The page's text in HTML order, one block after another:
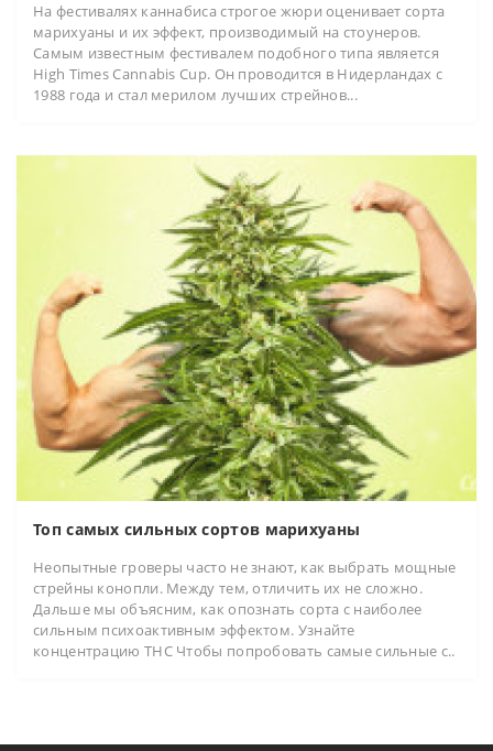
На фестивалях каннабиса строгое жюри оценивает сорта
марихуаны и их эффект, производимый на стоунеров.
Самым известным фестивалем подобного типа является
High Times Cannabis Cup. Он проводится в Нидерландах с
1988 года и стал мерилом лучших стрейнов...
Топ самых сильных сортов марихуаны
Неопытные гроверы часто не знают, как выбрать мощные
стрейны конопли. Между тем, отличить их не сложно.
Дальше мы объясним, как опознать сорта с наиболее
сильным психоактивным эффектом. Узнайте
концентрацию THC Чтобы попробовать самые сильные с..